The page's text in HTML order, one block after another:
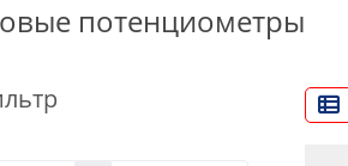
потенциометры